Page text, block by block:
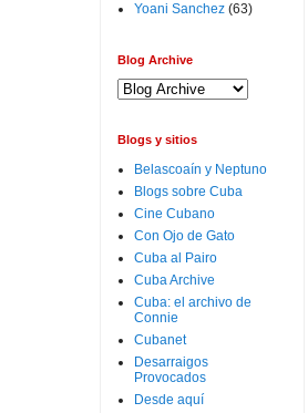
Yoani Sanchez (63)
Blog Archive
Blogs y sitios
Belascoaín y Neptuno
Blogs sobre Cuba
Cine Cubano
Con Ojo de Gato
Cuba al Pairo
Cuba Archive
Cuba: el archivo de
Connie
Cubanet
Desarraigos
Provocados
Desde aquí